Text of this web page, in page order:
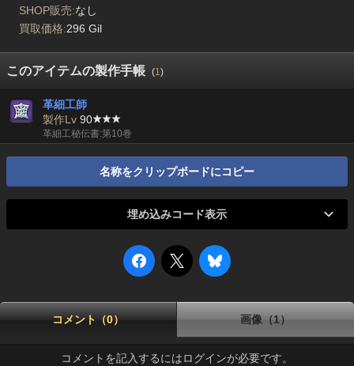
SHOP販売:なし
買取価格:296 Gil
このアイテムの製作手帳 (1)
革細工師
製作Lv 90
革細工秘伝書:第10巻
名称をクリップボードにコピー
埋め込みコード表示
コメント（0） 画像（1）
コメントを記入するにはログインが必要です。